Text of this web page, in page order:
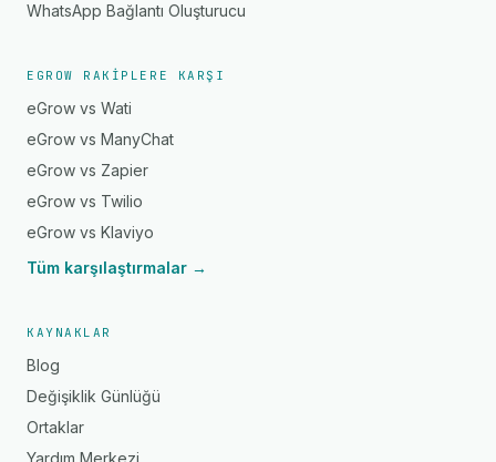
WhatsApp Bağlantı Oluşturucu
EGROW RAKIPLERE KARŞI
eGrow vs Wati
eGrow vs ManyChat
eGrow vs Zapier
eGrow vs Twilio
eGrow vs Klaviyo
Tüm karşılaştırmalar →
KAYNAKLAR
Blog
Değişiklik Günlüğü
Ortaklar
Yardım Merkezi